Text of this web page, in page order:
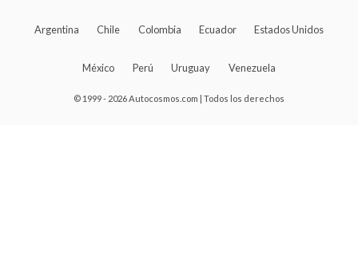
Argentina Chile Colombia Ecuador Estados Unidos
México Perú Uruguay Venezuela
© 1999 - 2026 Autocosmos.com | Todos los derechos